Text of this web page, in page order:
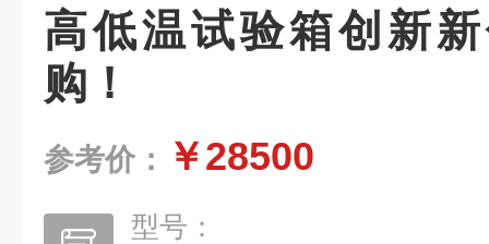
高低温试验箱创新
购！
参考价： ￥28500
型号：